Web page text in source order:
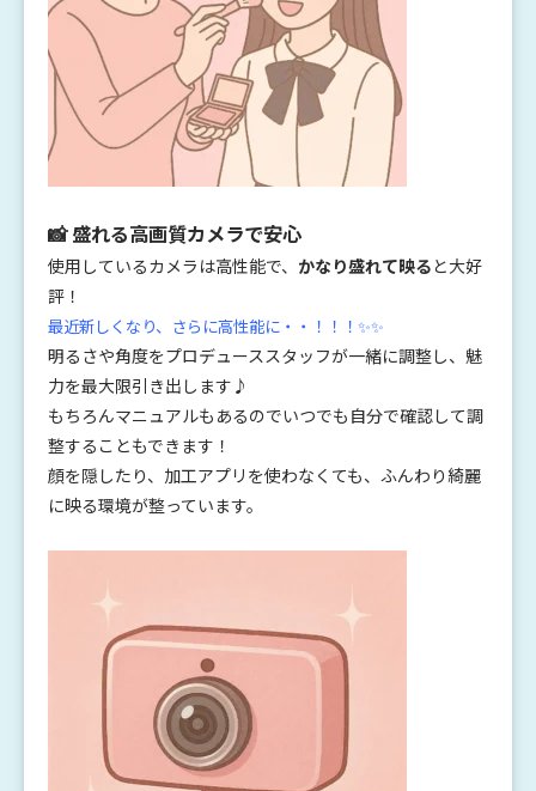
📸 盛れる高画質カメラで安心
使用しているカメラは高性能で、 かなり盛れて映ると大好
評！
最近新しくなり、さらに高性能に・・！！！✨✨
明るさや角度をプロデューススタッフが一緒に調整し、魅
力を最大限引き出します♪
もちろんマニュアルもあるのでいつでも自分で確認して調
整することもできます！
顔を隠したり、加工アプリを使わなくても、ふんわり綺麗
に映る環境が整っています。